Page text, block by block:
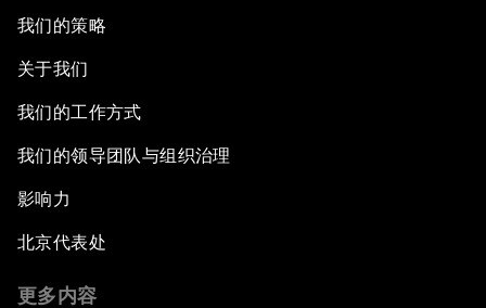
我们的策略
关于我们
我们的工作方式
我们的领导团队与组织治理
影响力
北京代表处
更多内容